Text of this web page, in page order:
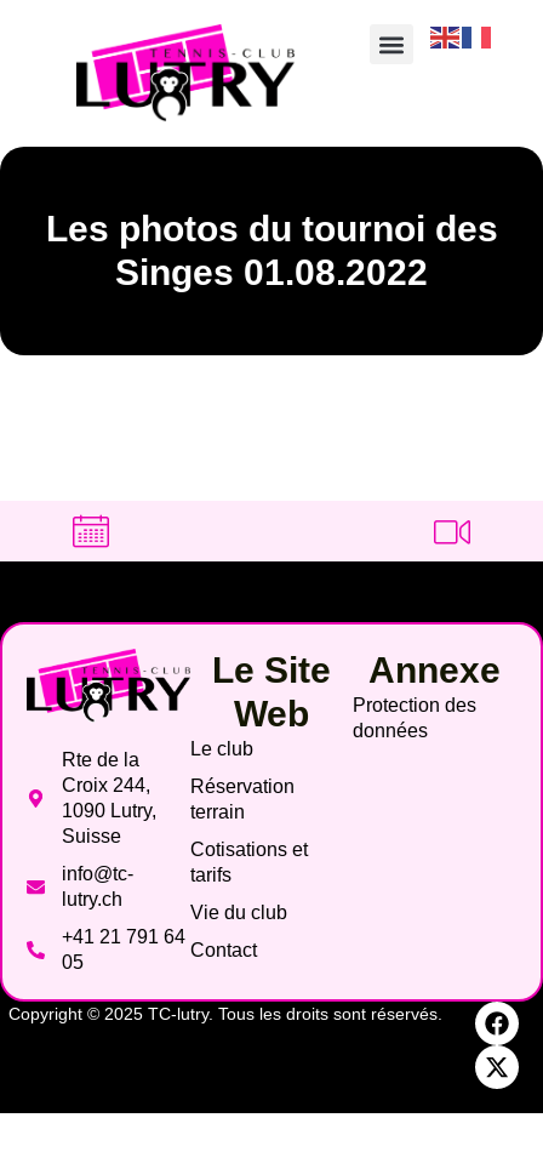
Les photos du tournoi des
Singes 01.08.2022
Rte de la
Croix 244,
1090 Lutry,
Suisse
info@tc-
lutry.ch
+41 21 791 64
05
Le Site
Web
Le club
Réservation
terrain
Cotisations et
tarifs
Vie du club
Contact
Annexe
Protection des
données
Copyright © 2025 TC-lutry. Tous les droits sont réservés.